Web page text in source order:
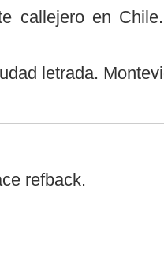
callejero en
letrada.
refback.